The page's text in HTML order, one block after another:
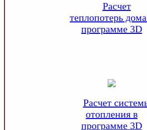
Расчет
теплопотерь
программе 3D
Расчет
отопления в
программе 3D